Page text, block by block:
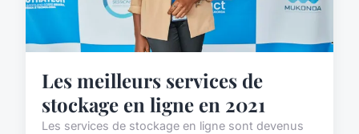
Les meilleurs services de
stockage en ligne en 2021
Les services de stockage en ligne sont devenus